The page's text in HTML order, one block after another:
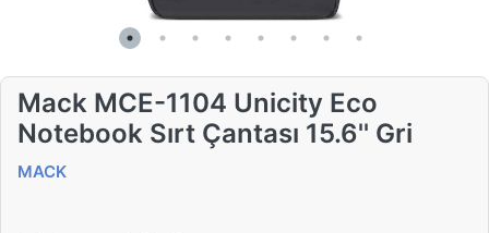
Mack MCE-1104 Unicity Eco
Notebook Sırt Çantası 15.6'' Gri
MACK